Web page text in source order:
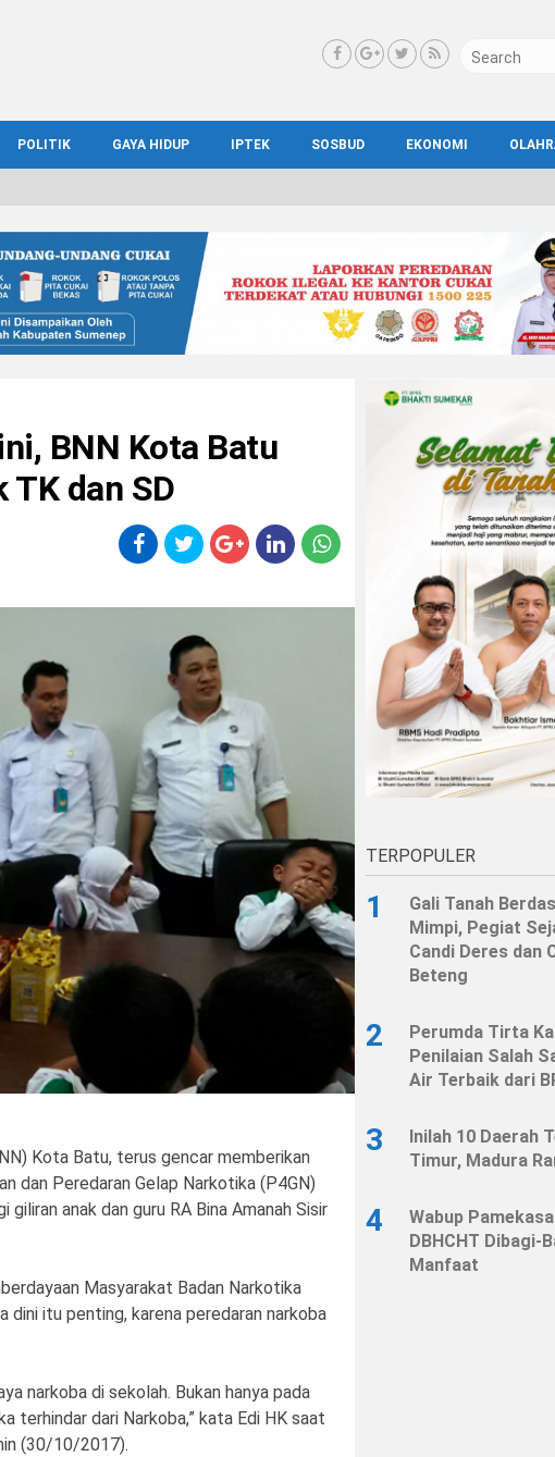
POLITIK GAYA HIDUP IPTEK SOSBUD EKONOMI
BNN Kota Batu
TK dan SD
Kota Batu, terus gencar memberikan
dan Peredaran Gelap Narkotika (P4GN)
anak dan guru RA Bina Amanah Sisir
Masyarakat Badan Narkotika
dini itu penting, karena peredaran narkoba
narkoba di sekolah. Bukan hanya pada
terhindar dari Narkoba,” kata Edi HK saat
(30/10/2017).
TERPOPULER
1
Gali Tanah
Mimpi, Pegiat
Candi Deres dan
Beteng
2
Perumda Tirta
Penilaian Salah
Air Terbaik dari
3
Inilah 10 Daerah
Timur, Madura
4
Wabup
DBHCHT Dibagi-
Manfaat